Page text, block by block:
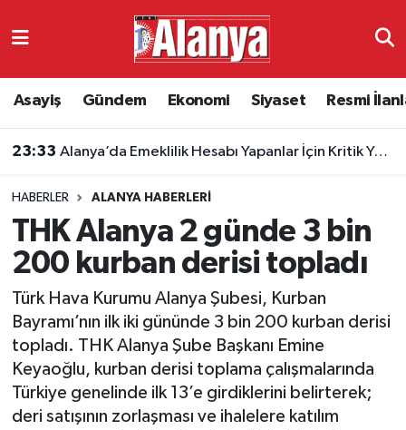
Asayiş Gündem Ekonomi Siyaset Resmi
23:33 Alanya’da Emeklilik Hesabı Yapanlar İçin Kritik Yaş Şartları
HABERLER ALANYA HABERLERI
THK Alanya 2 günde 3 bin
200 kurban derisi topladı
Türk Hava Kurumu Alanya Şubesi, Kurban
Bayramı’nın ilk iki gününde 3 bin 200 kurban derisi
topladı. THK Alanya Şube Başkanı Emine
Keyaoğlu, kurban derisi toplama çalışmalarında
Türkiye genelinde ilk 13’e girdiklerini belirterek;
deri satışının zorlaşması ve ihalelere katılım
Ekonomi
Resmi İlanlar
Alanyaspor
Turizm
E-Gazete
Antalya Namaz Vakitleri
Süper Lig Puan Durumu ve Fikstür
Tüm Manşetler
Son Dakika Haberleri
Haber Arşivi